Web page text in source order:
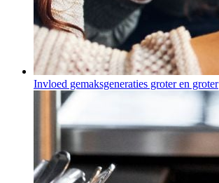
Invloed gemaksgeneraties groter en groter